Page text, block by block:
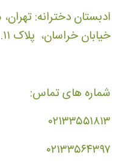
ادبستان دخترانه:
خیابان خراسان، پلاک ۱۱.
شماره های تماس:
۰۲۱۳۳۵۵۱۸۱۳
۰۲۱۳۳۵۶۴۳۹۷